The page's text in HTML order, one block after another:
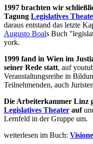
1997 brachten wir
Tagung Legislatives
daraus entstand das letzte
Augusto Boals Buch
york.
1999 fand in Wien im
seiner Rede statt, auf
Veranstaltungsreihe in
Teilnehmenden, auch
Die Arbeiterkammer Linz
Legislatives Theater auf
Lernfeld in der Gruppe um.
weiterlesen im Buch: